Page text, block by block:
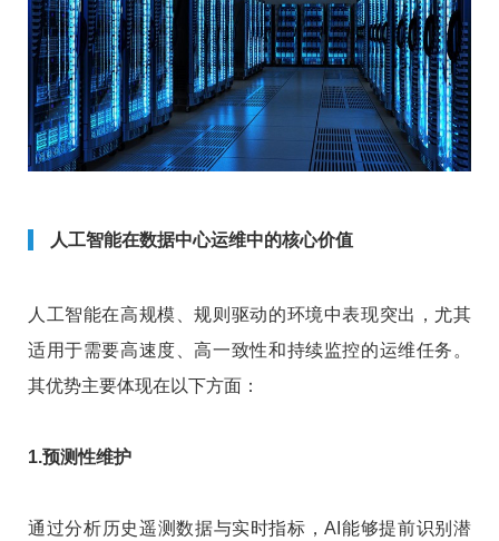
人工智能在数据中心运维中的核心价值
人工智能在高规模、规则驱动的环境中表现突出，尤其
适用于需要高速度、高一致性和持续监控的运维任务。
其优势主要体现在以下方面：
1.预测性维护
通过分析历史遥测数据与实时指标，AI能够提前识别潜